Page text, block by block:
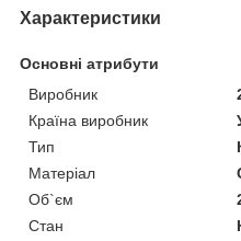
Характеристики
Основні атрибути
Виробник
Країна виробник
Тип
Матеріал
Об`єм
Стан